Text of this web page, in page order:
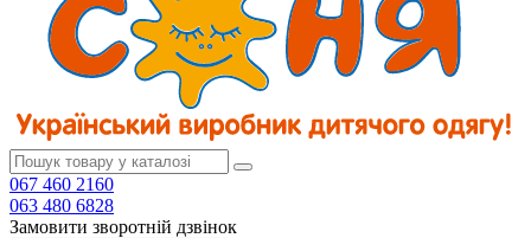
067 460 2160
063 480 6828
Замовити зворотній дзвінок